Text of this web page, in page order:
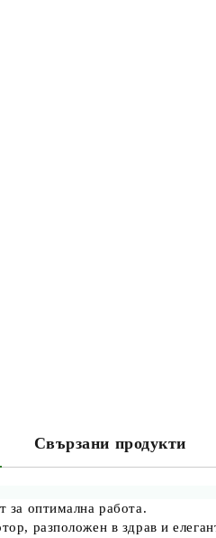
Свързани продукти
за оптимална работа.
разположен в здрав и